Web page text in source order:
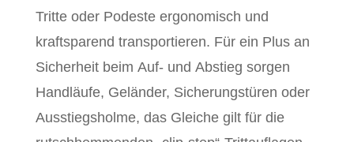
Tritte oder Podeste ergonomisch und
kraftsparend transportieren. Für ein Plus an
Sicherheit beim Auf- und Abstieg sorgen
Handläufe, Geländer, Sicherungstüren oder
Ausstiegsholme, das Gleiche gilt für die